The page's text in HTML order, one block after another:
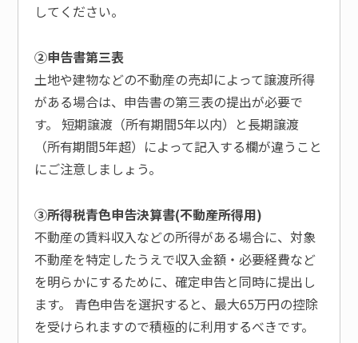
してください。
②申告書第三表
土地や建物などの不動産の売却によって譲渡所得
がある場合は、申告書の第三表の提出が必要で
す。 短期譲渡（所有期間5年以内）と長期譲渡
（所有期間5年超）によって記入する欄が違うこと
にご注意しましょう。
③所得税青色申告決算書(不動産所得用)
不動産の賃料収入などの所得がある場合に、対象
不動産を特定したうえで収入金額・必要経費など
を明らかにするために、確定申告と同時に提出し
ます。 青色申告を選択すると、最大65万円の控除
を受けられますので積極的に利用するべきです。